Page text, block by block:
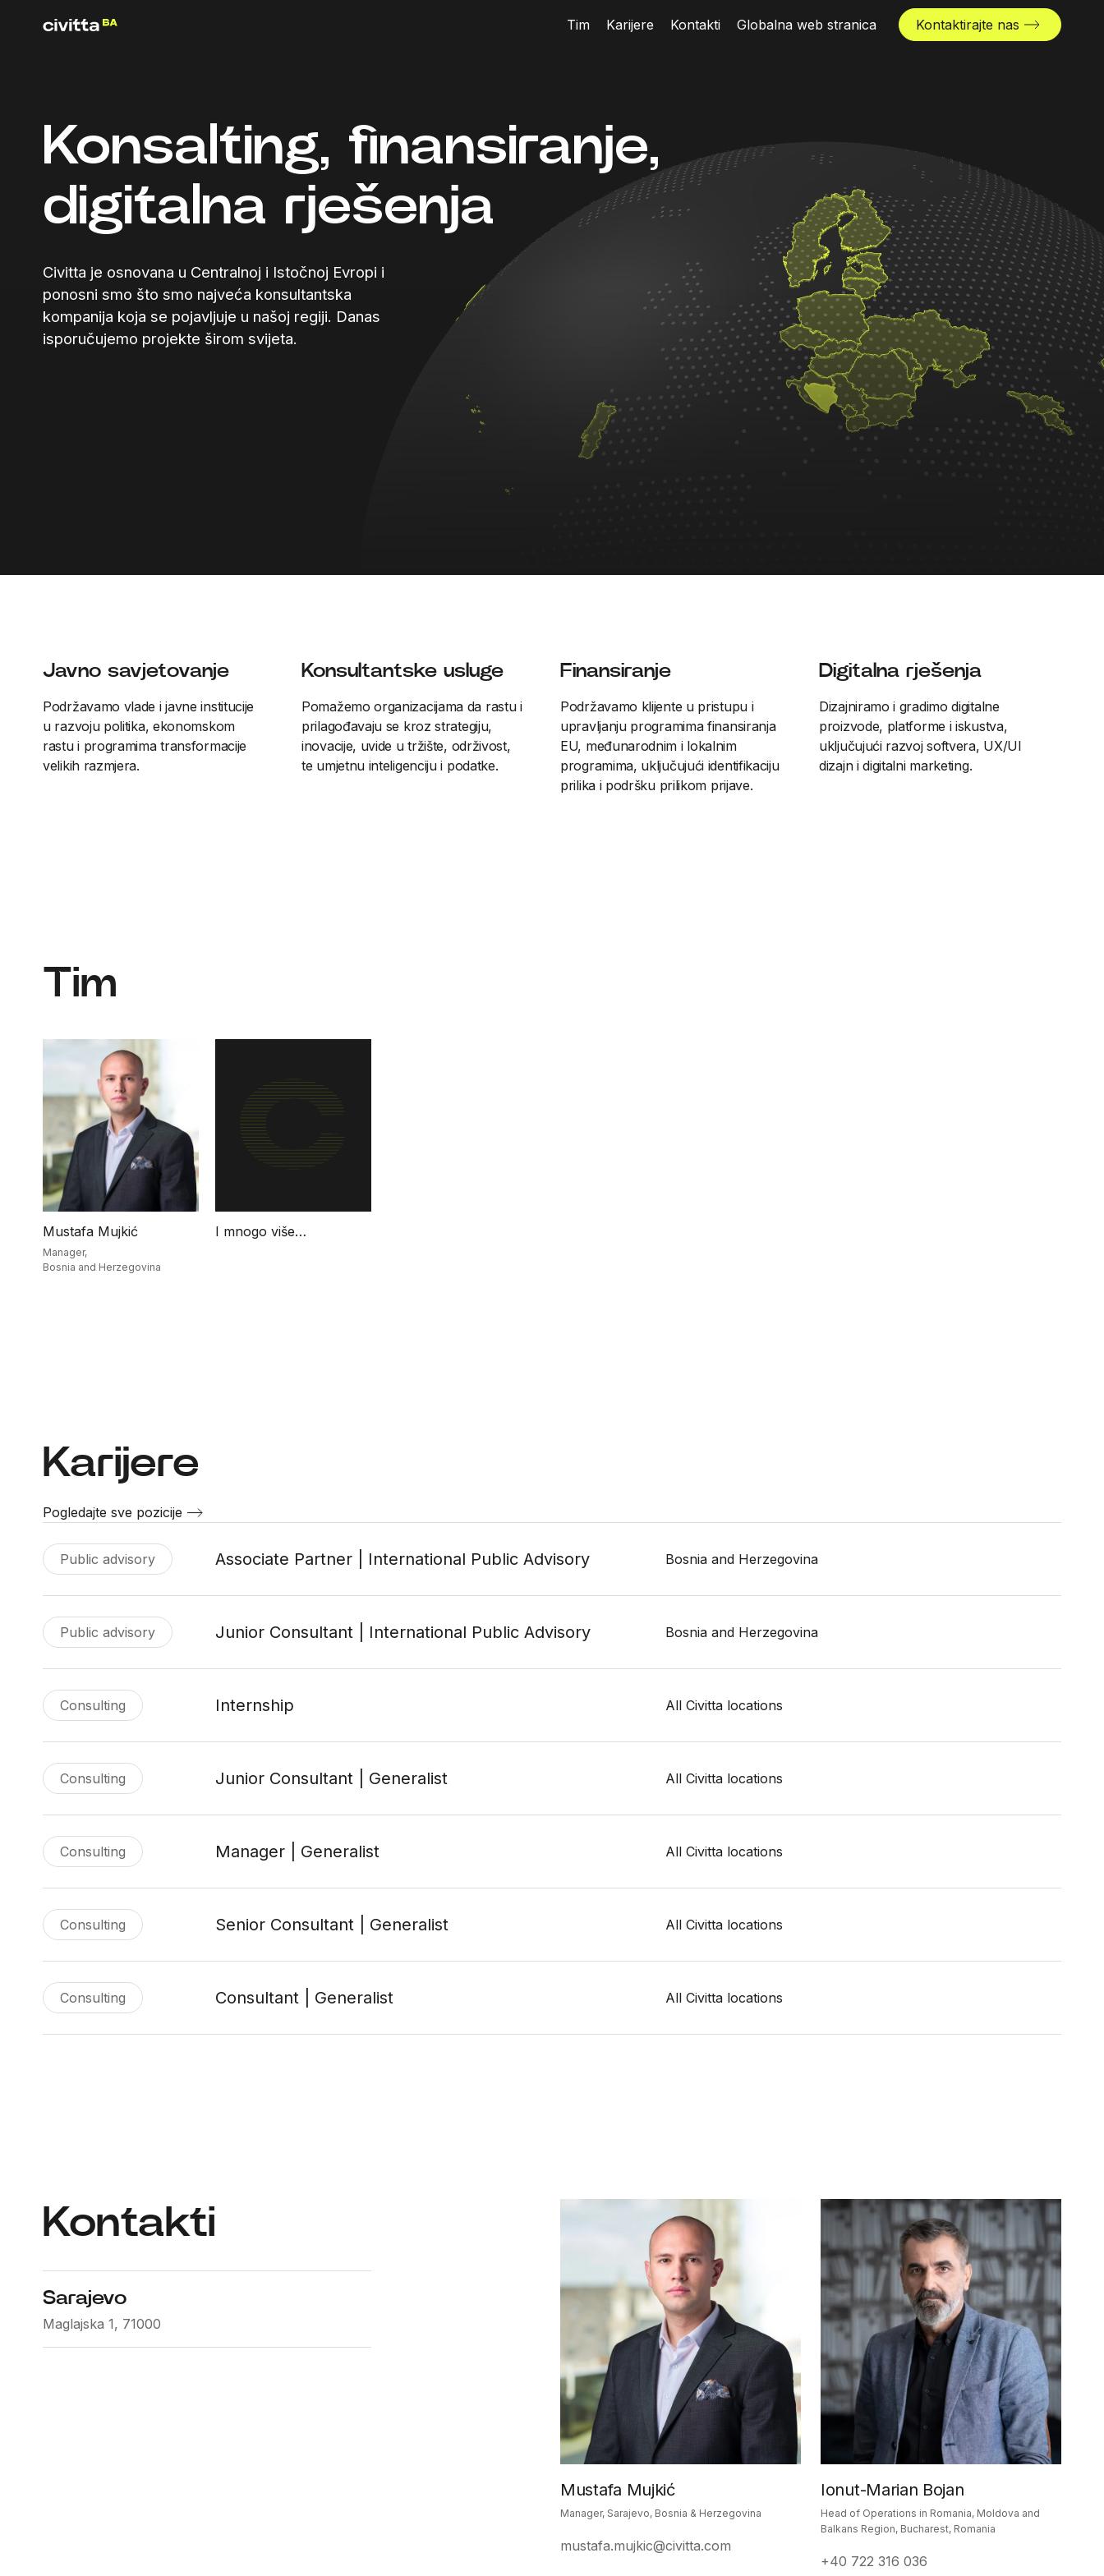
Tim Karijere Kontakti Globalna web stranica Kontaktirajte nas
Konsalting, finansiranje,
digitalna rješenja
Civitta je osnovana u Centralnoj i Istočnoj Evropi i
ponosni smo što smo najveća konsultantska
kompanija koja se pojavljuje u našoj regiji. Danas
isporučujemo projekte širom svijeta.
Javno savjetovanje
Podržavamo vlade i javne institucije
u razvoju politika, ekonomskom
rastu i programima transformacije
velikih razmjera.
Konsultantske usluge
Pomažemo organizacijama da rastu i
prilagođavaju se kroz strategiju,
inovacije, uvide u tržište, održivost,
te umjetnu inteligenciju i podatke.
Finansiranje
Podržavamo klijente u pristupu i
upravljanju programima finansiranja
EU, međunarodnim i lokalnim
programima, uključujući identifikaciju
prilika i podršku prilikom prijave.
Digitalna rješenja
Dizajniramo i gradimo digitalne
proizvode, platforme i iskustva,
uključujući razvoj softvera, UX/UI
dizajn i digitalni marketing.
Tim
Mustafa Mujkić
Manager,
Bosnia and Herzegovina
I mnogo više…
Karijere
Pogledajte sve pozicije
Public advisory Associate Partner | International Public Advisory Bosnia and Herzegovina
Public advisory Junior Consultant | International Public Advisory Bosnia and Herzegovina
Consulting Internship All Civitta locations
Consulting Junior Consultant | Generalist All Civitta locations
Consulting Manager | Generalist All Civitta locations
Consulting Senior Consultant | Generalist All Civitta locations
Consulting Consultant | Generalist All Civitta locations
Kontakti
Sarajevo
Maglajska 1, 71000
Mustafa Mujkić
Manager, Sarajevo, Bosnia & Herzegovina
mustafa.mujkic@civitta.com
Ionut-Marian Bojan
Head of Operations in Romania, Moldova and
Balkans Region, Bucharest, Romania
+40 722 316 036